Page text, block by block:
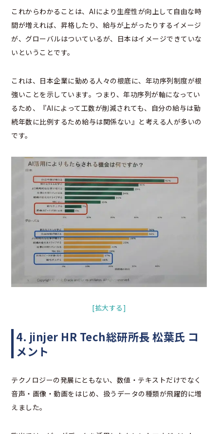
これからわかることは、AIにより生産性が向上して自由な時
間が増えれば、昇格したり、給与が上がったりするイメージ
が、グローバルはついているが、日本はイメージできていな
いということです。
これは、 日本企業に勤める人々の根底に、年功序列制度が根
強いことを示しています。つまり、年功序列が軸になってい
るため、『AIによって工数が削減されても、自分の給与は勤
続年数に比例するため給与は関係ない』と考える人が多いの
です。
[拡大する]
4. jinjer HR Tech総研所長 松葉氏 コ
メント
テクノロジーの発展にともない、数値・テキストだけでなく
音声・画像・動画をはじめ、扱うデータの種類が飛躍的に増
えました。